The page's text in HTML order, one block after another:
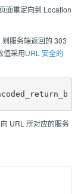
面重定向到 Location
服务端返回的 303
值采用URL 安全的
URL 所对应的服务